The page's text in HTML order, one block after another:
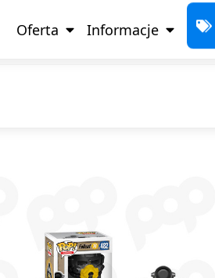
Oferta Informacje